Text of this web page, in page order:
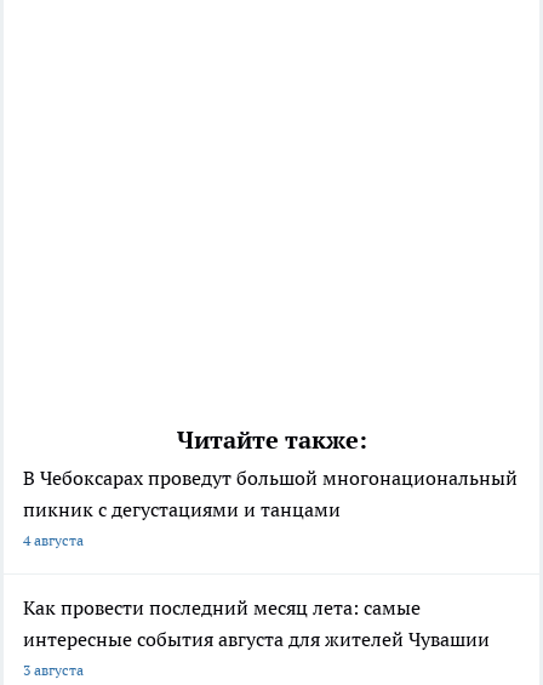
Читайте также:
В Чебоксарах проведут большой многонациональный
пикник с дегустациями и танцами
4 августа
Как провести последний месяц лета: самые
интересные события августа для жителей Чувашии
3 августа